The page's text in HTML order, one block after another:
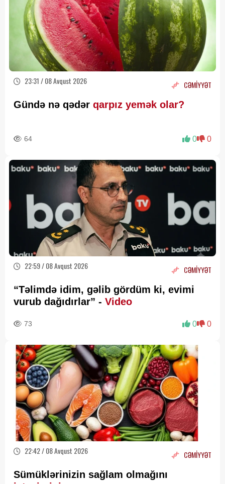
23:31 / 08 Avqust 2026 CƏMİYYƏT
Gündə nə qədər qarpız yemək olar?
64 0 0
22:59 / 08 Avqust 2026 CƏMİYYƏT
“Təlimdə idim, gəlib gördüm ki, evimi
vurub dağıdırlar” - Video
73 0 0
22:42 / 08 Avqust 2026 CƏMİYYƏT
Sümüklərinizin sağlam olmağını